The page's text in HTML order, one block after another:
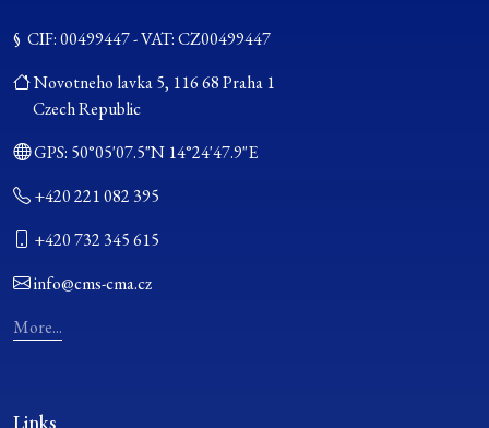
§ CIF: 00499447 - VAT: CZ00499447
Novotneho lavka 5, 116 68 Praha 1
Czech Republic
GPS: 50°05'07.5"N 14°24'47.9"E
+420 221 082 395
+420 732 345 615
info@cms-cma.cz
More...
Links